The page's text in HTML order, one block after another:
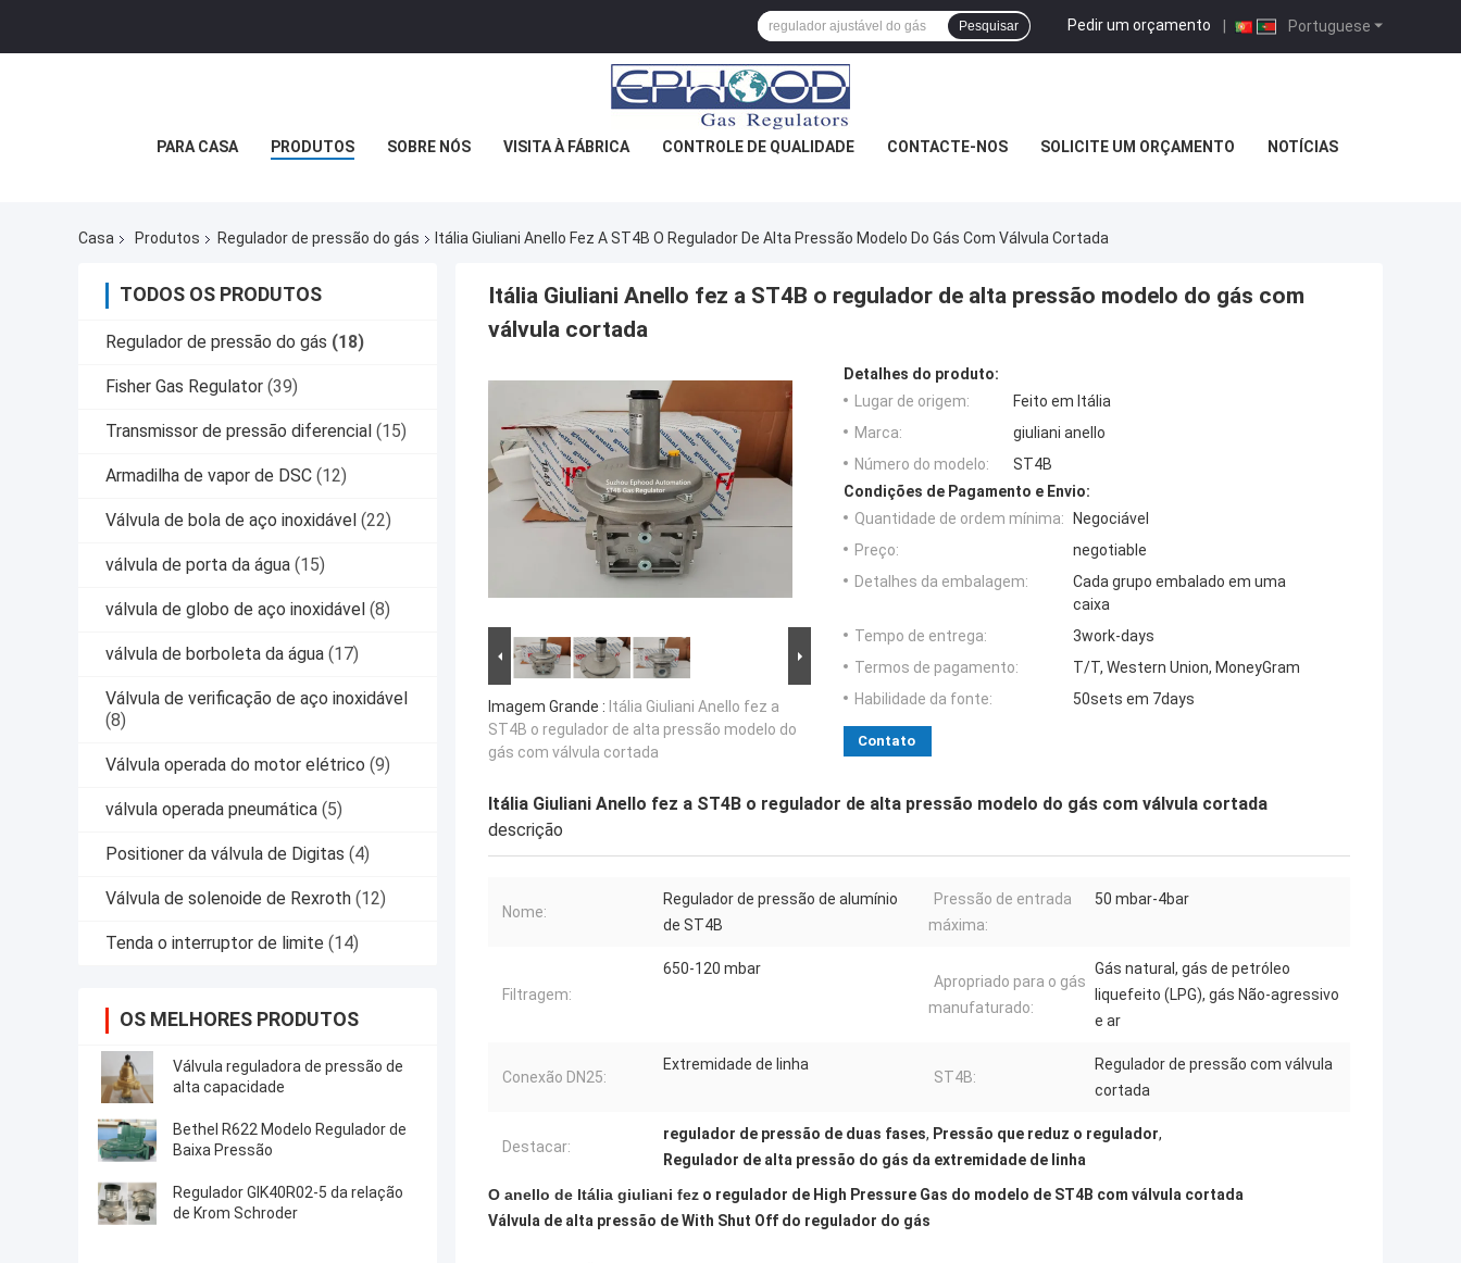
Portuguese
Pedir um orçamento |
Pesquisar
PARA CASA PRODUTOS SOBRE NÓS VISITA À FÁBRICA CONTROLE DE QUALIDADE CONTACTE-NOS SOLICITE UM ORÇAMENTO NOTÍCIAS
Casa Produtos Regulador de pressão do gás Itália Giuliani Anello Fez A ST4B O Regulador De Alta Pressão Modelo Do Gás Com Válvula Cortada
TODOS OS PRODUTOS
Regulador de pressão do gás (18)
Fisher Gas Regulator (39)
Transmissor de pressão diferencial (15)
Armadilha de vapor de DSC (12)
Válvula de bola de aço inoxidável (22)
válvula de porta da água (15)
válvula de globo de aço inoxidável (8)
válvula de borboleta da água (17)
Válvula de verificação de aço inoxidável
(8)
Válvula operada do motor elétrico (9)
válvula operada pneumática (5)
Positioner da válvula de Digitas (4)
Válvula de solenoide de Rexroth (12)
Tenda o interruptor de limite (14)
OS MELHORES PRODUTOS
Válvula reguladora de pressão de
alta capacidade
Bethel R622 Modelo Regulador de
Baixa Pressão
Regulador GIK40R02-5 da relação
de Krom Schroder
Itália Giuliani Anello fez a ST4B o regulador de alta pressão modelo do gás com
válvula cortada
Imagem Grande : Itália Giuliani Anello fez a
ST4B o regulador de alta pressão modelo do
gás com válvula cortada
Detalhes do produto:
Lugar de origem:
Feito em Itália
Marca:
giuliani anello
Número do modelo:
ST4B
Condições de Pagamento e Envio:
Quantidade de ordem mínima:
Negociável
Preço:
negotiable
Detalhes da embalagem:
Cada grupo embalado em uma
caixa
Tempo de entrega:
3work-days
Termos de pagamento:
T/T, Western Union, MoneyGram
Habilidade da fonte:
50sets em 7days
Contato
Itália Giuliani Anello fez a ST4B o regulador de alta pressão modelo do gás com válvula cortada
descrição
Nome:
Regulador de pressão de alumínio
de ST4B
Pressão de entrada
máxima:
50 mbar-4bar
Filtragem:
650-120 mbar
Apropriado para o gás
manufaturado:
Gás natural, gás de petróleo
liquefeito (LPG), gás Não-agressivo
e ar
Conexão DN25:
Extremidade de linha
ST4B:
Regulador de pressão com válvula
cortada
Destacar:
regulador de pressão de duas fases, Pressão que reduz o regulador,
Regulador de alta pressão do gás da extremidade de linha
O anello de Itália giuliani fez o regulador de High Pressure Gas do modelo de ST4B com válvula cortada
Válvula de alta pressão de With Shut Off do regulador do gás